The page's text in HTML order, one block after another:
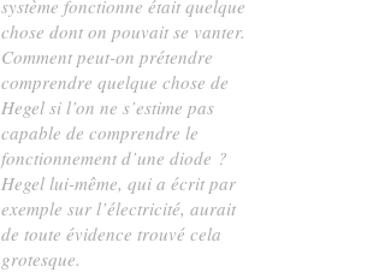
système fonctionne était quelque
chose dont on pouvait se vanter.
Comment peut-on prétendre
comprendre quelque chose de
Hegel si l’on ne s’estime pas
capable de comprendre le
fonctionnement d’une diode ?
Hegel lui-même, qui a écrit par
exemple sur l’électricité, aurait
de toute évidence trouvé cela
grotesque.